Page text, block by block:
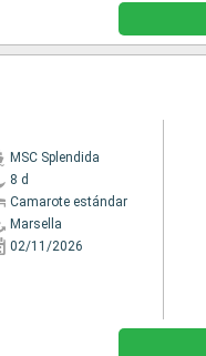
MSC Splendida
8 d
Camarote estándar
Marsella
02/11/2026